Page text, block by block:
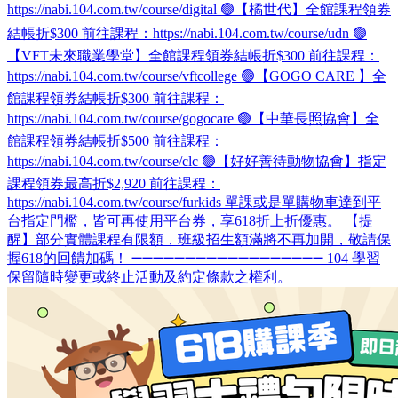
https://nabi.104.com.tw/course/digital 🟢【橘世代】全館課程領券
結帳折$300 前往課程：https://nabi.104.com.tw/course/udn 🟢
【VFT未來職業學堂】全館課程領券結帳折$300 前往課程：
https://nabi.104.com.tw/course/vftcollege 🟢【GOGO CARE 】全
館課程領券結帳折$300 前往課程：
https://nabi.104.com.tw/course/gogocare 🟢【中華長照協會】全
館課程領券結帳折$500 前往課程：
https://nabi.104.com.tw/course/clc 🟢【好好善待動物協會】指定
課程領券最高折$2,920 前往課程：
https://nabi.104.com.tw/course/furkids 單課或是單購物車達到平
台指定門檻，皆可再使用平台券，享618折上折優惠。 【提
醒】部分實體課程有限額，班級招生額滿將不再加開，敬請保
握618的回饋加碼！ ➖➖➖➖➖➖➖➖➖➖➖➖➖➖➖➖➖➖ 104 學習
保留隨時變更或終止活動及約定條款之權利。